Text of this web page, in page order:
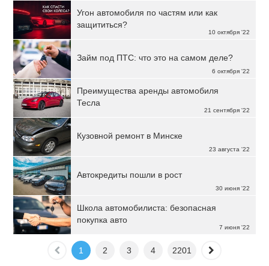
10 октября '22
Угон автомобиля по частям или как
защититься?
6 октября '22
Займ под ПТС: что это на самом деле?
21 сентября '22
Преимущества аренды автомобиля
Тесла
23 августа '22
Кузовной ремонт в Минске
30 июня '22
Автокредиты пошли в рост
7 июня '22
Школа автомобилиста: безопасная
покупка авто
1 2 3 4 2201